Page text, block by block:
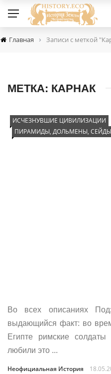
Главная › Записи с меткой
МЕТКА: КАРНАК
ИСЧЕЗНУВШИЕ ЦИВИЛИЗАЦИИ
ПИРАМИДЫ, ДОЛЬМЕНЫ, СЕЙДЫ
Во всех описаниях
выдающийся факт: во
Египте римские
любили это ...
Неофициальная История